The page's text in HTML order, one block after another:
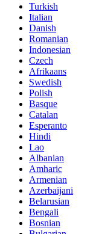
Turkish
Italian
Danish
Romanian
Indonesian
Czech
Afrikaans
Swedish
Polish
Basque
Catalan
Esperanto
Hindi
Lao
Albanian
Amharic
Armenian
Azerbaijani
Belarusian
Bengali
Bosnian